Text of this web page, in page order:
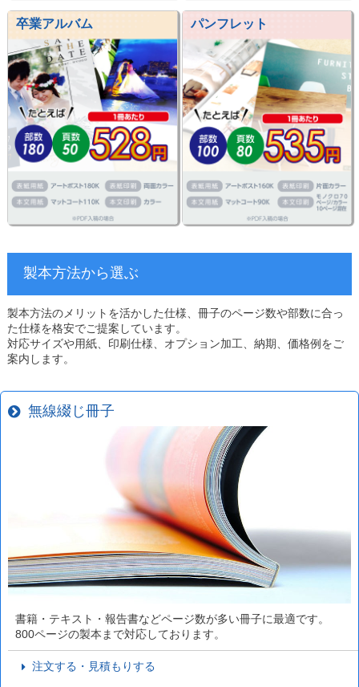
卒業アルバム パンフレット
製本方法から選ぶ
製本方法のメリットを活かした仕様、冊子のページ数や部数に合っ
た仕様を格安でご提案しています。
対応サイズや用紙、印刷仕様、オプション加工、納期、価格例をご
案内します。
無線綴じ冊子
書籍・テキスト・報告書などページ数が多い冊子に最適です。
800ページの製本まで対応しております。
注文する・見積もりする